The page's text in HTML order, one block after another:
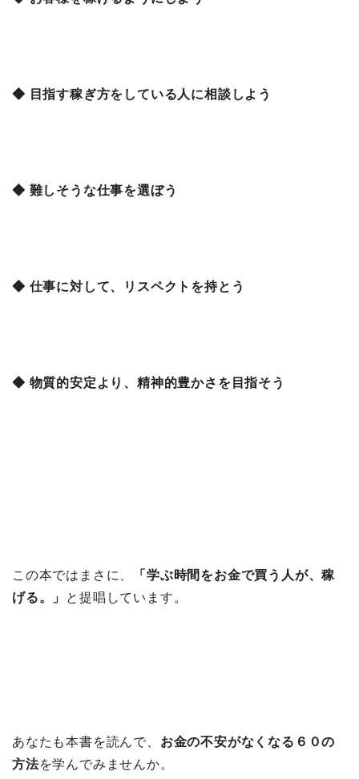
◆ 目指す稼ぎ方をしている人に相談しよう
◆ 難しそうな仕事を選ぼう
◆ 仕事に対して、リスペクトを持とう
◆ 物質的安定より、精神的豊かさを目指そう
この本ではまさに、
「学ぶ時間をお金で買う人が、稼
げる。」
と提唱しています。
あなたも本書を読んで、 お金の不安がなくなる６０の
方法を学んでみませんか。